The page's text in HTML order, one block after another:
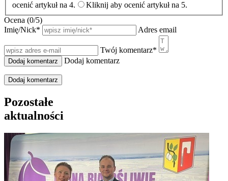
ocenić artykuł na 4.
Kliknij aby ocenić artykuł na 5.
Ocena (0/5)
Imię/Nick* Adres email
Twój komentarz*
Dodaj komentarz
Dodaj komentarz
Pozostałe
aktualności